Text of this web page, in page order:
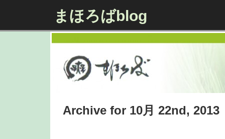
まほろばblog
Archive for 10月 22nd, 2013